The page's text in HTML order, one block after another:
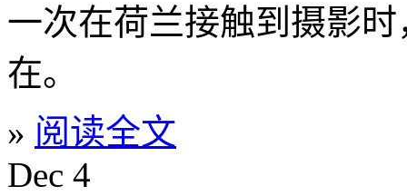
一次在荷兰接触到摄影
在。
» 阅读全文
Dec 4